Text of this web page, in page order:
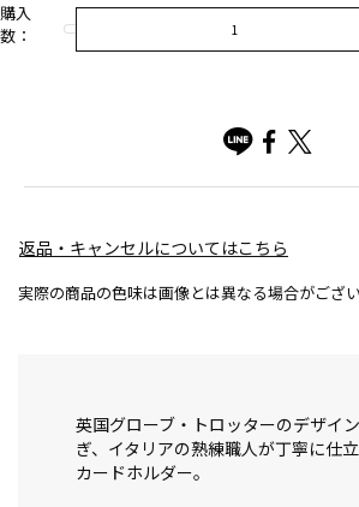
購入
数：
返品・キャンセルについてはこちら
実際の商品の色味は画像とは異なる場合がござい
英国グローブ・トロッターのデザイ
ぎ、イタリアの熟練職人が丁寧に仕
カードホルダー。